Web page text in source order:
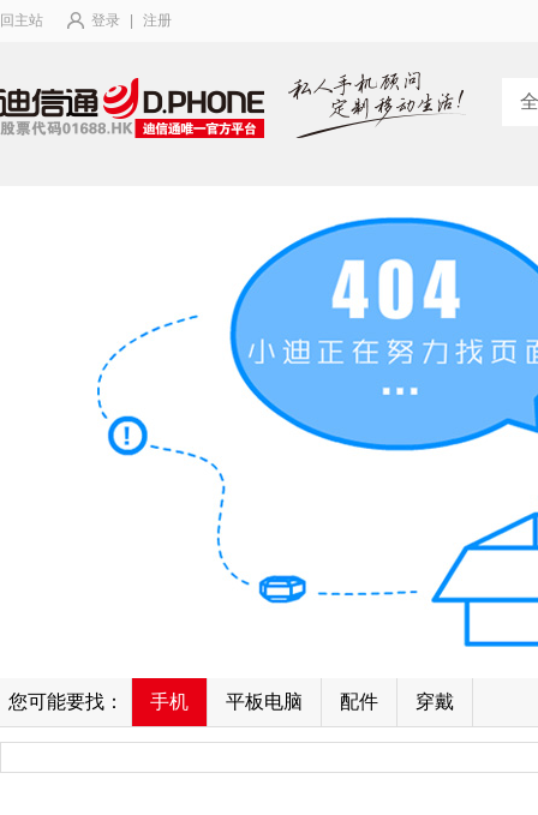
回主站 登录 注册
您可能要找： 手机 平板电脑 配件 穿戴